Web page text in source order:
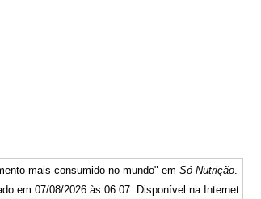
mais consumido no mundo" em Só Nutrição.
em 07/08/2026 às 06:07. Disponível na Internet